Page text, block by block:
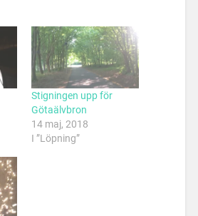
Stigningen upp för
Götaälvbron
14 maj, 2018
I ”Löpning”